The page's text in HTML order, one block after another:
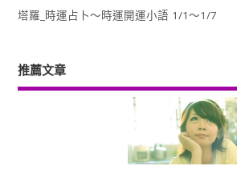
塔羅_時運占卜～時運開運小語 1/1～1/7
推薦文章